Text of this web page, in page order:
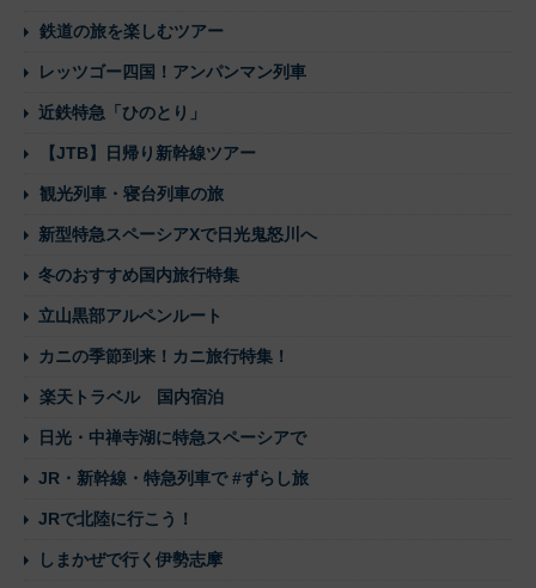
鉄道の旅を楽しむツアー
レッツゴー四国！アンパンマン列車
近鉄特急「ひのとり」
【JTB】日帰り新幹線ツアー
観光列車・寝台列車の旅
新型特急スペーシアXで日光鬼怒川へ
冬のおすすめ国内旅行特集
立山黒部アルペンルート
カニの季節到来！カニ旅行特集！
楽天トラベル 国内宿泊
日光・中禅寺湖に特急スペーシアで
JR・新幹線・特急列車で #ずらし旅
JRで北陸に行こう！
しまかぜで行く伊勢志摩